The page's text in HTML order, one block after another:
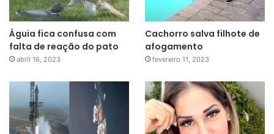
Águia fica confusa com
falta de reação do pato
abril 16, 2023
Cachorro salva filhote de
afogamento
fevereiro 11, 2023